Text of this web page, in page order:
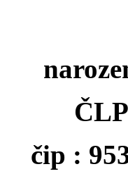
čip :